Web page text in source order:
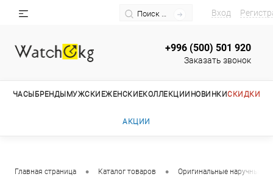
Вход
+996 (500) 501 920
Заказать звонок
ЧАСЫ БРЕНДЫ МУЖСКИЕЖЕНСКИЕКОЛЛЕКЦИИ НОВИНКИСКИДКИ
АКЦИИ
Главная страница • Каталог товаров • Оригинальные наручные